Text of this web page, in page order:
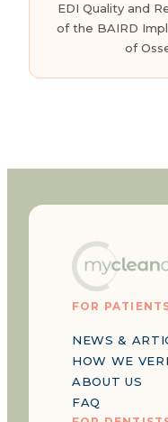
EDI Quality and
of the BAIRD
of
FOR
NEWS &
HOW WE
ABOUT US
FAQ